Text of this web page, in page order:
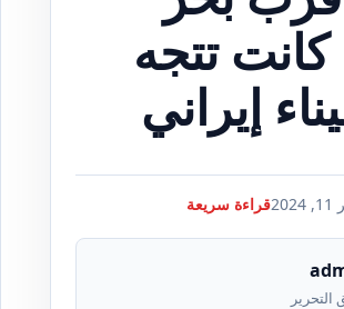
تتجه
إيراني
قراءة سريعة
التحرير